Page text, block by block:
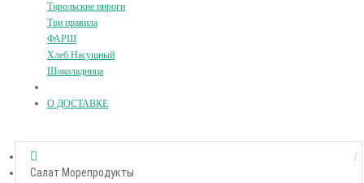
Тирольские пироги
Три правила
ФАРШ
Хлеб Насущный
Шоколадница
О ДОСТАВКЕ
Салат Морепродукты